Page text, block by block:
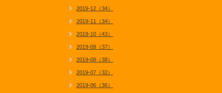
2019-12（34）
2019-11（34）
2019-10（43）
2019-09（37）
2019-08（38）
2019-07（32）
2019-06（36）